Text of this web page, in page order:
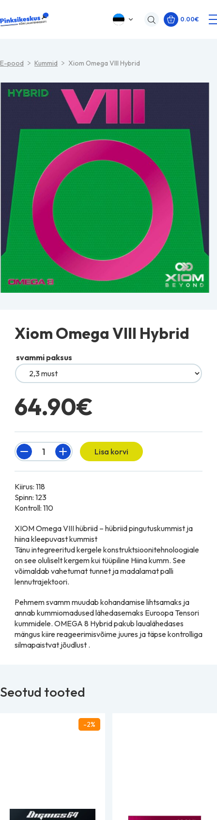
0.00€
E-pood Kummid Xiom Omega VIII Hybrid
Xiom Omega VIII Hybrid
svammi paksus
64.90€
Quantity Lisa korvi
Kiirus: 118
Spinn: 123
Kontroll: 110
XIOM Omega VIII hübriid – hübriid pingutuskummist ja
hiina kleepuvast kummist
Tänu integreeritud kergele konstruktsioonitehnoloogiale
on see oluliselt kergem kui tüüpiline Hiina kumm. See
võimaldab vahetumat tunnet ja madalamat palli
lennutrajektoori.
Pehmem svamm muudab kohandamise lihtsamaks ja
annab kummiomadused lähedasemaks Euroopa Tensori
kummidele. OMEGA 8 Hybrid pakub laualähedases
mängus kiire reageerimisvõime juures ja täpse kontrolliga
silmapaistvat jõudlust .
Seotud tooted
-2%